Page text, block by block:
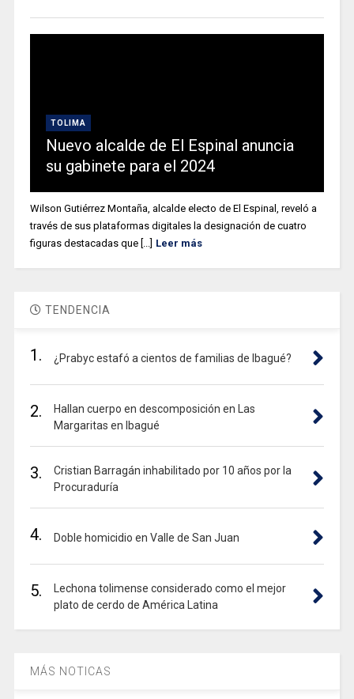
TOLIMA
Nuevo alcalde de El Espinal anuncia
su gabinete para el 2024
Wilson Gutiérrez Montaña, alcalde electo de El Espinal, reveló a
través de sus plataformas digitales la designación de cuatro
figuras destacadas que [...]
Leer más
TENDENCIA
1. ¿Prabyc estafó a cientos de familias de Ibagué?
2.
Hallan cuerpo en descomposición en Las
Margaritas en Ibagué
3.
Cristian Barragán inhabilitado por 10 años por la
Procuraduría
4. Doble homicidio en Valle de San Juan
5.
Lechona tolimense considerado como el mejor
plato de cerdo de América Latina
MÁS NOTICAS